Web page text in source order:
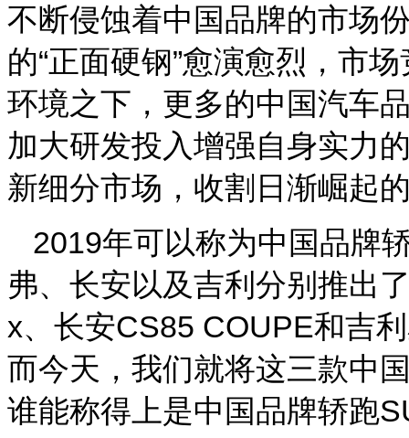
不断侵蚀着中国品牌的市场
的“正面硬钢”愈演愈烈，市
环境之下，更多的中国汽车
加大研发投入增强自身实力
新细分市场，收割日渐崛起
2019年可以称为中国品牌
弗、长安以及吉利分别推
x、长安CS85 COUPE和吉
而今天，我们就将这三款中
谁能称得上是中国品牌轿跑